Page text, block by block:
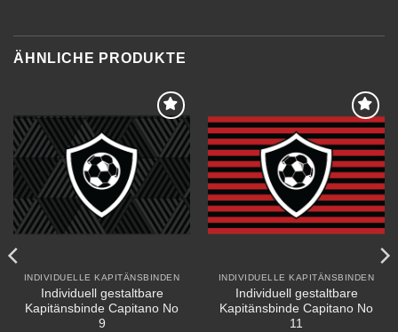
ÄHNLICHE PRODUKTE
Add to
wishlist
INDIVIDUELLE KAPITÄNSBINDEN
Individuell gestaltbare
Kapitänsbinde Capitano No
9
Add to
wishlist
INDIVIDUELLE KAPITÄNSBINDEN
Individuell gestaltbare
Kapitänsbinde Capitano No
11